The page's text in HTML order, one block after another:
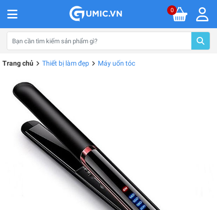
0
Trang chủ Thiết bị làm đẹp Máy uốn tóc